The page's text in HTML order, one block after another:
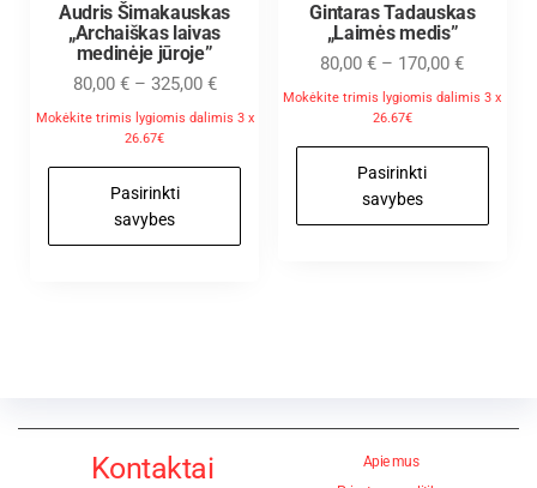
Audris Šimakauskas
„Archaiškas laivas
medinėje jūroje”
80,00 € – 325,00 €
Mokėkite trimis lygiomis dalimis 3 x
26.67€
Pasirinkti
savybes
Gintaras Tadauskas
„Laimės medis”
80,00€ – 170,00€
Mokėkite trimis lygiomis dalimis 3 x
26.67€
Pasirinkti
savybes
Kontaktai
Apie mus